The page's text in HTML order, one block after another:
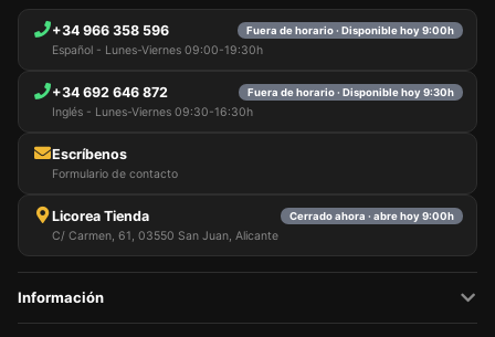
+34 966 358 596 Fuera de horario · Disponible hoy 9:00h
Español - Lunes-Viernes 09:00-19:30h
+34 692 646 872 Fuera de horario · Disponible hoy 9:30h
Inglés - Lunes-Viernes 09:30-16:30h
Escríbenos
Formulario de contacto
Licorea Tienda Cerrado ahora · abre hoy 9:00h
C/ Carmen, 61, 03550 San Juan, Alicante
Información